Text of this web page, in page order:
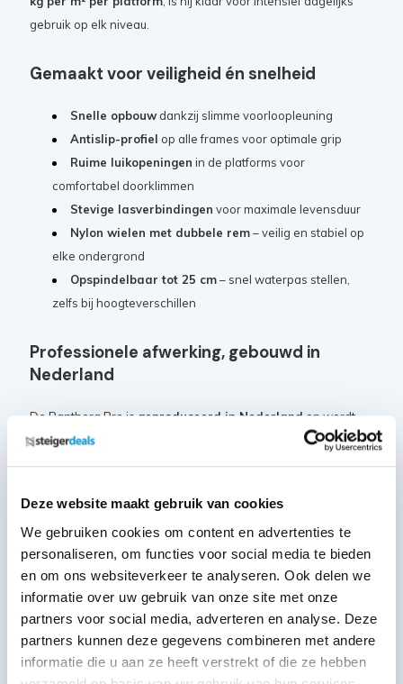
Deze website maakt gebruik van cookies
We gebruiken cookies om content en advertenties te
personaliseren, om functies voor social media te bieden
en om ons websiteverkeer te analyseren. Ook delen we
informatie over uw gebruik van onze site met onze
partners voor social media, adverteren en analyse. Deze
partners kunnen deze gegevens combineren met andere
informatie die u aan ze heeft verstrekt of die ze hebben
gebruik op elk niveau.
Gemaakt voor veiligheid én snelheid
Snelle opbouwdankzij slimme voorloopleuning
Antislip-profiel op alle frames voor optimale grip
Ruime luikopeningen in de platforms voor
comfortabel doorklimmen
Stevige lasverbindingen voor maximale levensduur
Nylon wielen met dubbele rem– veilig en stabiel op
elke ondergrond
Opspindelbaar tot 25 cm– snel waterpas stellen,
zelfs bij hoogteverschillen
Professionele afwerking, gebouwd in
Nederland
De Panthera Pro isgeproduceerd in Nederlanden wordt
geleverd met
. Dankzij de hoogwaardige
afwerking en modulaire opbouw is deze rolsteiger eenvoudig
loopbruggen.
Samenstelling:
4x
MAANDDEAL: Steigerwiel Nylon
+ stalen spindel - ø200mm
Artikelcode: PAN-SGM-WL-200N